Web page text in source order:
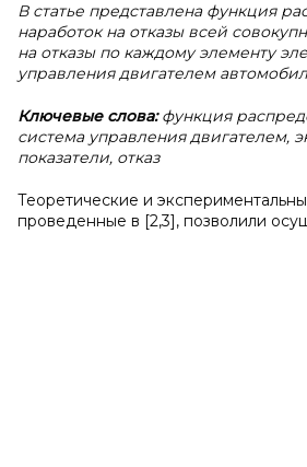
В статье представлена функция
наработок на отказы всей
на отказы по каждому элементу
управления двигателем
Ключевые слова:функция
система управления двигателем,
показатели, отказ
Теоретические и
проведенные в [2,3], позволили